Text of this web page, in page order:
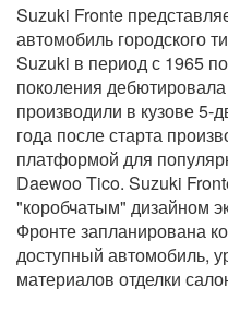
Suzuki Fronte
автомобиль городского
Suzuki в период с 1965
поколения
производили в кузове 5-
года после старта
платформой для
Daewoo Tico. Suzuki
"коробчатым" дизайном
Фронте запланирована
доступный автомобиль,
материалов отделки